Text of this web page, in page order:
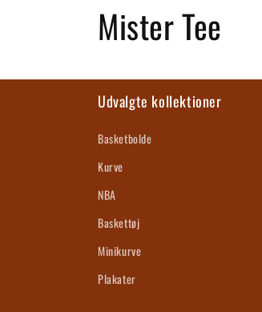
K
o
l
l
e
k
t
Mister Tee
Udvalgte kollektioner
Basketbolde
Kurve
NBA
Baskettøj
Minikurve
Plakater